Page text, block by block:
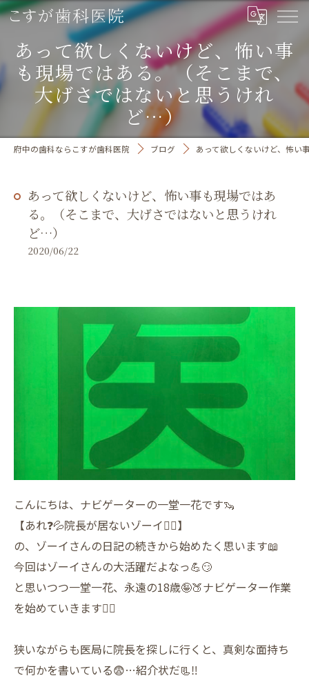
あって欲しくないけど、怖い事
も現場ではある。（そこまで、
大げさではないと思うけれ
ど…）
府中の歯科ならこすが歯科医院 ブログ あって欲しくないけど、怖い
あって欲しくないけど、怖い事も現場ではあ
る。（そこまで、大げさではないと思うけれ
ど…）
2020/06/22
こんにちは、ナビゲーターの一堂一花です🦦
【あれ❓💦院長が居ないゾーイ🧟‍♀️】
の、ゾーイさんの日記の続きから始めたく思います📖
今回はゾーイさんの大活躍だよなっ💪😏
と思いつつ一堂一花、永遠の18歳🤪🍑ナビゲーター作業
を始めていきます✍🏽
狭いながらも医局に院長を探しに行くと、真剣な面持ち
で何かを書いている😨…紹介状だ📃‼️